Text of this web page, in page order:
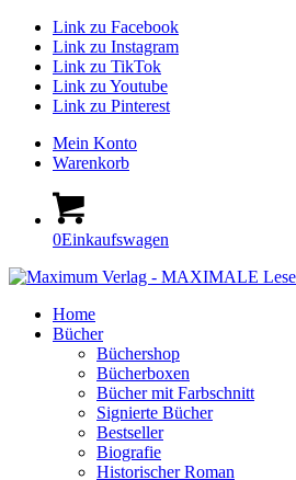
Link zu Facebook
Link zu Instagram
Link zu TikTok
Link zu Youtube
Link zu Pinterest
Mein Konto
Warenkorb
0Einkaufswagen
Home
Bücher
Büchershop
Bücherboxen
Bücher mit Farbschnitt
Signierte Bücher
Bestseller
Biografie
Historischer Roman